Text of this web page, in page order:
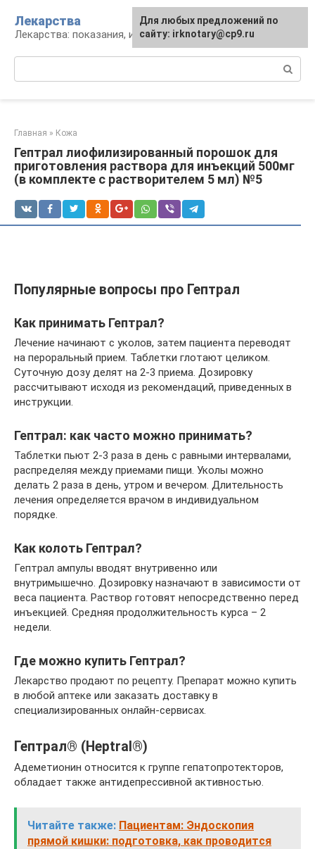
контенту
Лекарства
Лекарства: показания, инструкция, аналоги
Главная » Кожа
Гептрал лиофилизированный порошок для
приготовления раствора для инъекций 500мг
(в комплекте с растворителем 5 мл) №5
Популярные вопросы про Гептрал
Как принимать Гептрал?
Лечение начинают с уколов, затем пациента переводят
на пероральный прием. Таблетки глотают целиком.
Суточную дозу делят на 2-3 приема. Дозировку
рассчитывают исходя из рекомендаций, приведенных в
инструкции.
Гептрал: как часто можно принимать?
Таблетки пьют 2-3 раза в день с равными интервалами,
распределяя между приемами пищи. Уколы можно
делать 2 раза в день, утром и вечером. Длительность
лечения определяется врачом в индивидуальном
порядке.
Как колоть Гептрал?
Гептрал ампулы вводят внутривенно или
внутримышечно. Дозировку назначают в зависимости от
веса пациента. Раствор готовят непосредственно перед
инъекцией. Средняя продолжительность курса – 2
недели.
Где можно купить Гептрал?
Лекарство продают по рецепту. Препарат можно купить
в любой аптеке или заказать доставку в
специализированных онлайн-сервисах.
Гептрал® (Heptral®)
Адеметионин относится к группе гепатопротекторов,
обладает также антидепрессивной активностью.
Читайте также: Пациентам: Эндоскопия
прямой кишки: подготовка, как проводится
Для любых предложений по
сайту: irknotary@cp9.ru